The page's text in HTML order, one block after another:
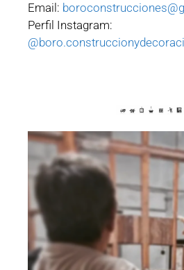
Email:
Perfil Instagram: